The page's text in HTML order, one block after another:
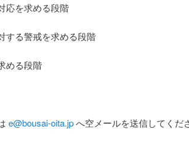
応を求める段階
する警戒を求める段階
める段階
e@bousai-oita.jpへ空メールを送信してくだ